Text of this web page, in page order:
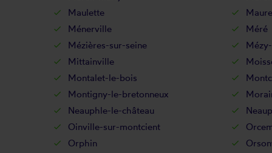
Maulette
Ménerville
Méré
Mézières-sur-seine
Mittainville
Montalet-le-bois
Montigny-le-bretonneux
Neauphle-le-château
Oinville-sur-montcient
Orphin